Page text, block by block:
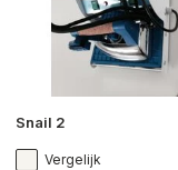
Snail 2
Vergelijk